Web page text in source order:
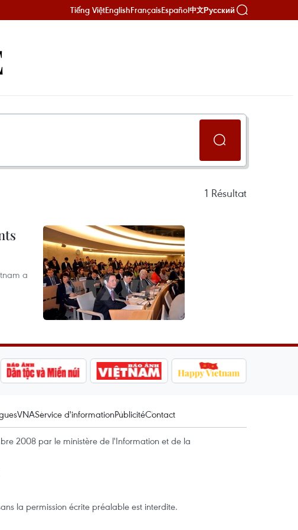
Tiếng ViệtEnglishFrançaisEspañol中文Русский
1 Résultat
a
VNAService d'informationPublicitéContact
2008 par le ministère de l'Information et de la
la permission écrite préalable est interdite.